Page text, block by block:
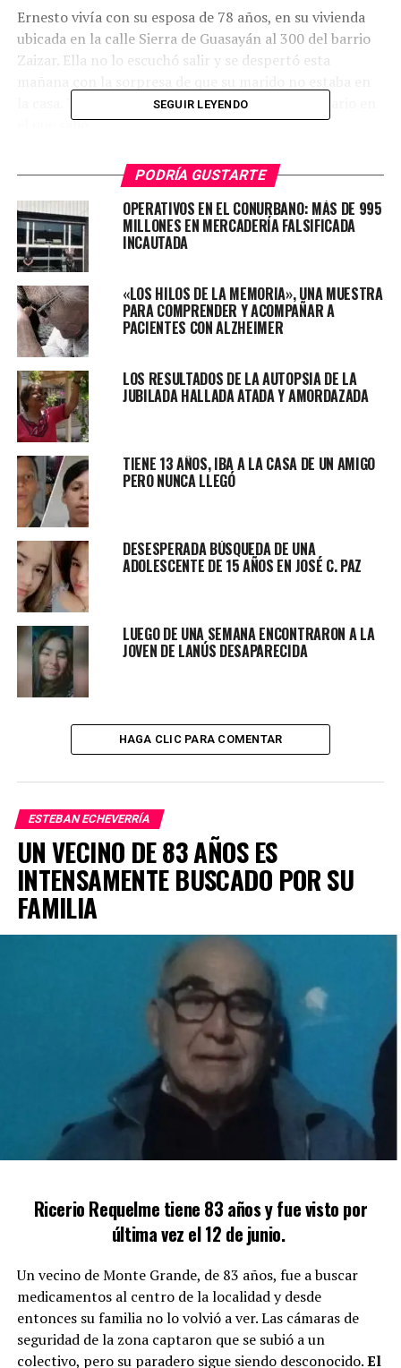
Ernesto vivía con su esposa de 78 años, en su vivienda
ubicada en la calle Sierra de Guasayán al 300 del barrio
Zaizar. Ella no lo escuchó salir y se despertó esta
la casa. Tampoco lo vieron los vecinos por el horario en
el que salió.
El hombre, de 76 años, lleva dos años recibiendo un
tratamiento para su enfermedad, una patología
neurológica que provoca un deterioro progresivo de la
cognición, el comportamiento y las habilidades sociales.
Durante algún tiempo no había salido de su casa porque
a menudo se desorientaba.
“Estamos desesperados buscándolo todos: familiares,
amigos, vecinos. Estamos recorriendo el barrio,
hospitales, comisarías. Seguramente está desorientado y
no sabe cómo volver”, relató César Sánchez, nieto de
Ernesto.
Al momento de su desaparición, el hombre estaba
vestido, con una camisa blanca, campera negra, un
pantalón cremita y zapatillas negras. Si lo viste o tenes
alguna información pueden comunicarse con sus nietos
a los teléfonos 11-2657-9482 ó 11 2679-0798.
TEMAS RELACIONADOS: ALZHEIMER
BARRIO ZAIZAR
ERNESTO SÁNCHEZ
PERSONA DESAPARECIDA
LOS RESULTADOS DE LA AUTOPSIA DE LA JUBILADA
HALLADA ATADA Y AMORDAZADA
SEGUIR LEYENDO
PODRÍA GUSTARTE
OPERATIVOS EN EL CONURBANO: MÁS DE 995
MILLONES EN MERCADERÍA FALSIFICADA
INCAUTADA
«LOS HILOS DE LA MEMORIA», UNA MUESTRA
PARA COMPRENDER Y ACOMPAÑAR A
PACIENTES CON ALZHEIMER
LOS RESULTADOS DE LA AUTOPSIA DE LA
JUBILADA HALLADA ATADA Y AMORDAZADA
TIENE 13 AÑOS, IBA A LA CASA DE UN AMIGO
PERO NUNCA LLEGÓ
DESESPERADA BÚSQUEDA DE UNA
ADOLESCENTE DE 15 AÑOS EN JOSÉ C. PAZ
LUEGO DE UNA SEMANA ENCONTRARON A LA
JOVEN DE LANÚS DESAPARECIDA
HAGA CLIC PARA COMENTAR
ESTEBAN ECHEVERRÍA
UN VECINO DE 83 AÑOS ES
INTENSAMENTE BUSCADO POR SU
FAMILIA
Ricerio Requelme tiene 83 años y fue visto por
última vez el 12 de junio.
Un vecino de Monte Grande, de 83 años, fue a buscar
medicamentos al centro de la localidad y desde
entonces su familia no lo volvió a ver. Las cámaras de
seguridad de la zona captaron que se subió a un
colectivo, pero su paradero sigue siendo desconocido.El